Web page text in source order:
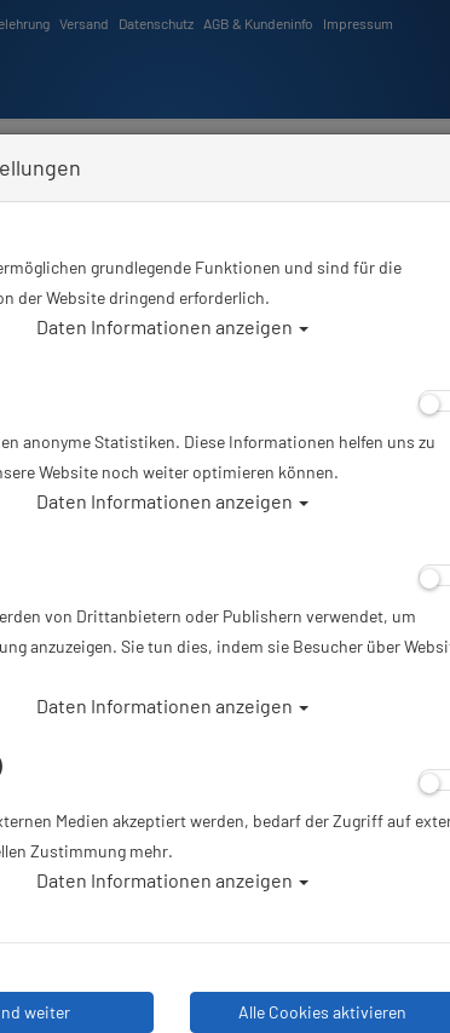
Versand Datenschutz AGB & Kundeninfo Impressum
Tauchausrüstung Plüschtier von Wild Republic - Delphin - 30 cm
Plüschtier von
Artikelnr.: base-1253
22,90 €*
grundlegende Funktionen und sind für die
der Website dringend erforderlich.
Daten Informationen anzeigen
anonyme Statistiken. Diese Informationen helfen uns zu
Website noch weiter optimieren können.
Daten Informationen anzeigen
von Drittanbietern oder Publishern verwendet, um
anzuzeigen. Sie tun dies, indem sie Besucher über
Daten Informationen anzeigen
Medien akzeptiert werden, bedarf der Zugriff auf
Zustimmung mehr.
Daten Informationen anzeigen
weiter Alle Cookies aktivieren